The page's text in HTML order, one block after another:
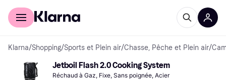
Acheter avec Klarna
Klarna/Shopping/Sports et Plein air/Chasse, Pêche et Plein air/
Jetboil Flash 2.0 Cooking System
Réchaud à Gaz, Fixe, Sans poignée, Acier